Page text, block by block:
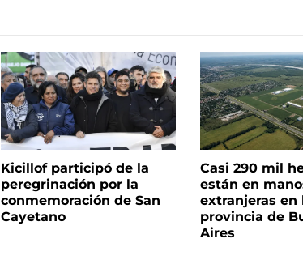
Kicillof participó de la
peregrinación por la
conmemoración de San
Cayetano
Casi 290 mil
están en
extranjeras en
provincia de
Aires